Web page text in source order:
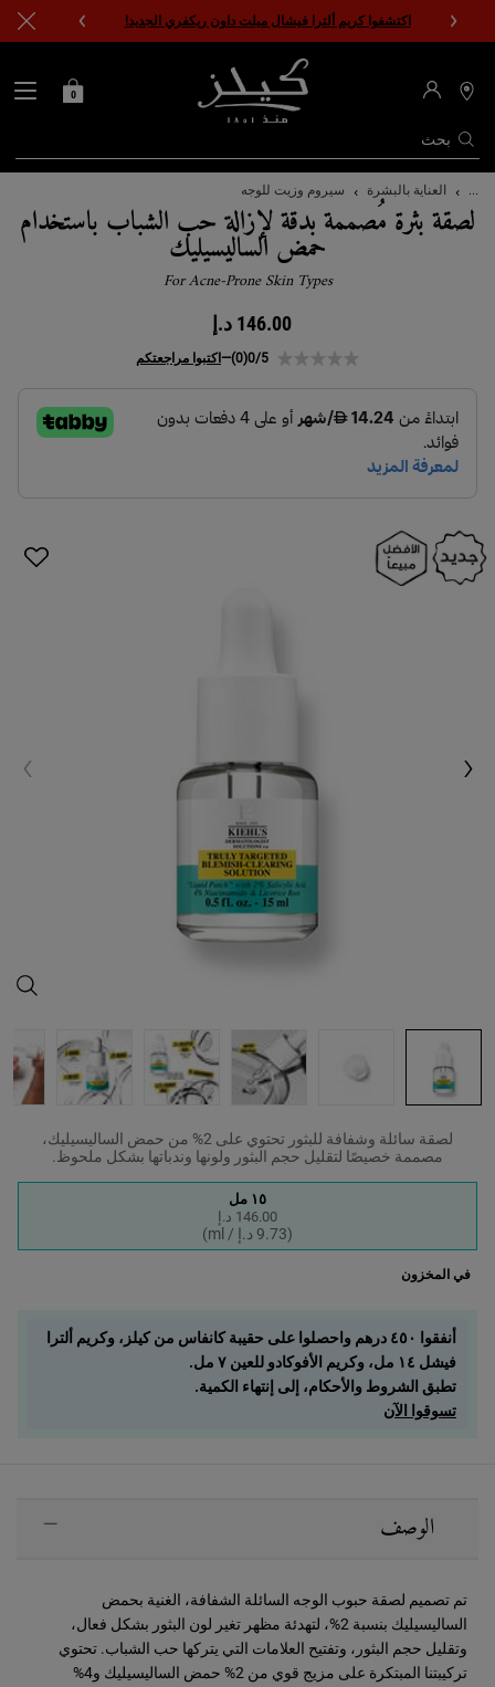
اكتشفوا كريم ألترا فيشال ميلت داون ريكفري الجديد!
بحث
محدد
المتاجر
حقيبتي
0
المحتوى الرئيسي
... العناية بالبشرة سيروم وزيت للوجه
لصقة بثرة مُصممة بدقة لإزالة حب الشباب باستخدام
حمض الساليسيليك
For Acne-Prone Skin Types
146.00 د.إ
0/5
(0)
— اكتبوا مراجعتكم
لصقة سائلة وشفافة للبثور تحتوي على 2% من حمض الساليسيليك،
مصممة خصيصًا لتقليل حجم البثور ولونها وندباتها بشكل ملحوظ.
Selected
١٥ مل
146.00 د.إ
(9.73 د.إ / ml)
, 1 of 1
في المخزون
أنفقوا ٤٥٠ درهم واحصلوا على حقيبة كانفاس من كيلز، وكريم ألترا
فيشل ١٤ مل، وكريم الأفوكادو للعين ٧ مل.
تطبق الشروط والأحكام، إلى إنتهاء الكمية.
تسوقوا الآن
الوصف
تم تصميم لصقة حبوب الوجه السائلة الشفافة، الغنية بحمض
الساليسيليك بنسبة 2%، لتهدئة مظهر تغير لون البثور بشكل فعال،
وتقليل حجم البثور، وتفتيح العلامات التي يتركها حب الشباب. تحتوي
تركيبتنا المبتكرة على مزيج قوي من 2% حمض الساليسيليك و4%